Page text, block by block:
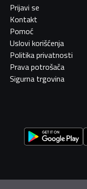
Prijavi se
Kontakt
Pomoć
Uslovi korišćenja
Politika privatnosti
Prava potrošača
Sigurna trgovina